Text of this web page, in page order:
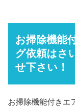
お掃除機能
グ依頼はさ
せ下さい！
お掃除機能付きエ